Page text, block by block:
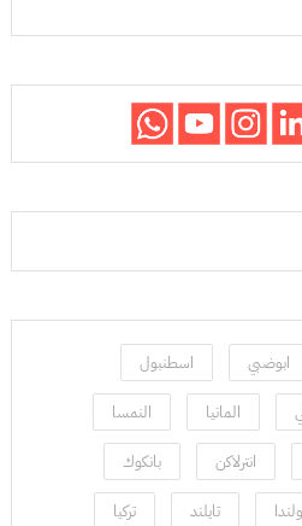
ابوضبي اسطنبول
المانيا النمسا
انترلاكن بانكوك
تايلند تركيا